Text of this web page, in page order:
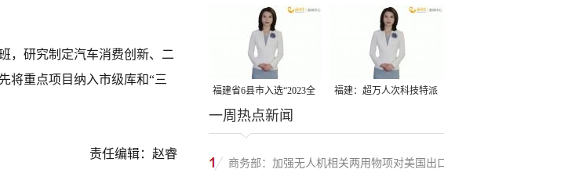
，研究制定汽车消费创新、二
将重点项目纳入市级库和“三
责任编辑：赵睿
吨丙烷脱氢项目建成中交 节有福电影巡展31日启动
福建省6县市入选“2023全
国县域发展潜力百强县”
福建：超万人次科技特派
一周热点新闻
商务部：加强无人机相关两用物项对美国出口